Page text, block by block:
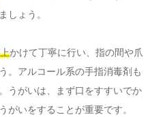
しょう。
かけて丁寧に行い、指の間や爪
。アルコール系の手指消毒剤も
うがいは、まず口をすすいでか
がいをすることが重要です。